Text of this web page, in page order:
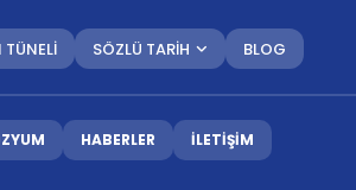
SÖZLÜ TARİH BLOG
HABERLER İLETİŞİM